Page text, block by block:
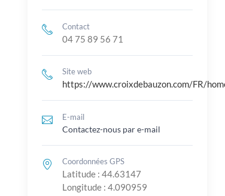
Contact
04 75 89 56 71
Site web
https://www.croixdebauzon.com/FR/
E-mail
Contactez-nous par e-mail
Coordonnées GPS
Latitude : 44.63147
Longitude : 4.090959